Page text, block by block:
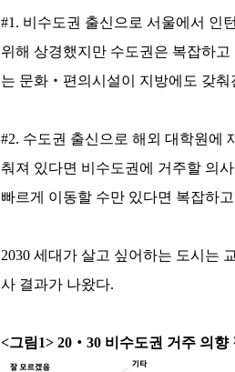
#1. 비수도권 출신으로 서울에서 인
위해 상경했지만 수도권은 복잡하
는 문화‧편의시설이 지방에도 갖춰
#2. 수도권 출신으로 해외 대학원에
춰져 있다면 비수도권에 거주할 의
빠르게 이동할 수만 있다면 복잡하
2030 세대가 살고 싶어하는 도시는
사 결과가 나왔다.
<그림1> 20‧30 비수도권 거주 의향